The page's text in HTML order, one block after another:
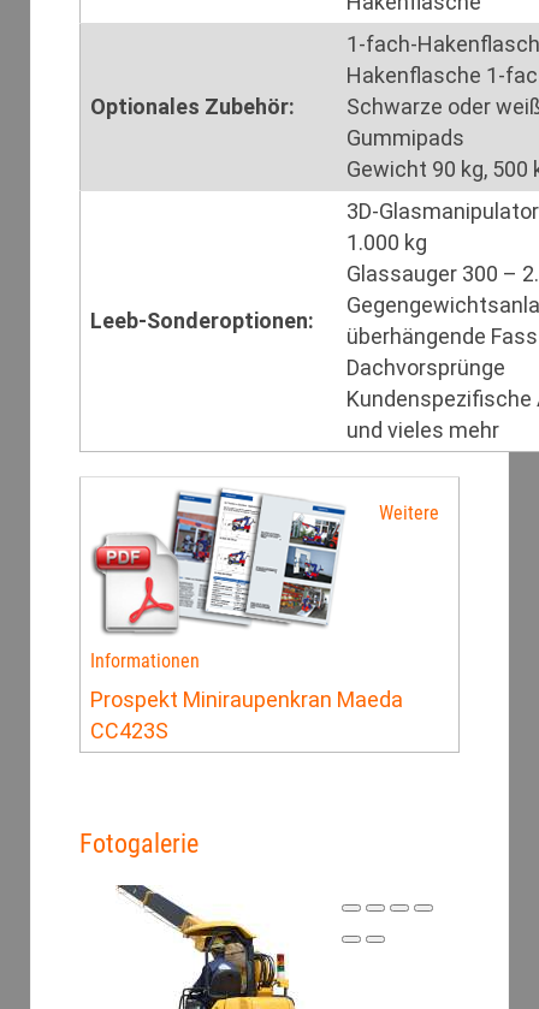
Optionales Zubehör:
1-fach-
Hakenflasche 1-
Schwarze oder
Gummipads
Gewicht 90 kg, 500
Leeb-Sonderoptionen:
3D-
1.000 kg
Glassauger 300 –
überhängende
Dachvorsprünge
Kundenspezifische
und vieles mehr
Weitere
Informationen
Prospekt Miniraupenkran Maeda
CC423S
Fotogalerie